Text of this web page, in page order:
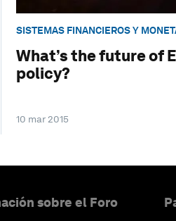
SISTEMAS FINANCIEROS Y
What’s the future of
policy?
10 mar 2015
sobre el Foro